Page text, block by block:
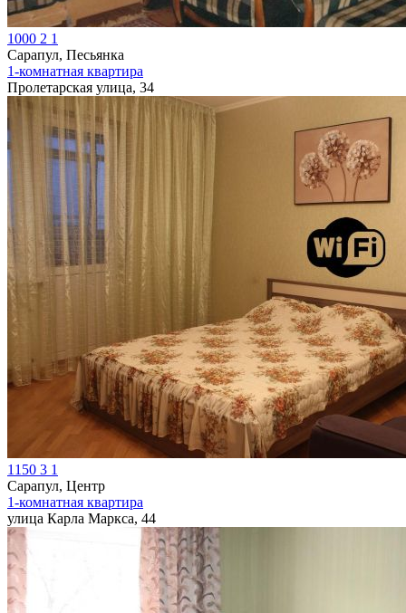
1000 2 1
Сарапул, Песьянка
1-комнатная квартира
Пролетарская улица, 34
1150 3 1
Сарапул, Центр
1-комнатная квартира
улица Карла Маркса, 44